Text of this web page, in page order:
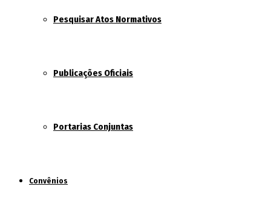
Pesquisar Atos Normativos
Publicações Oficiais
Portarias Conjuntas
Convênios